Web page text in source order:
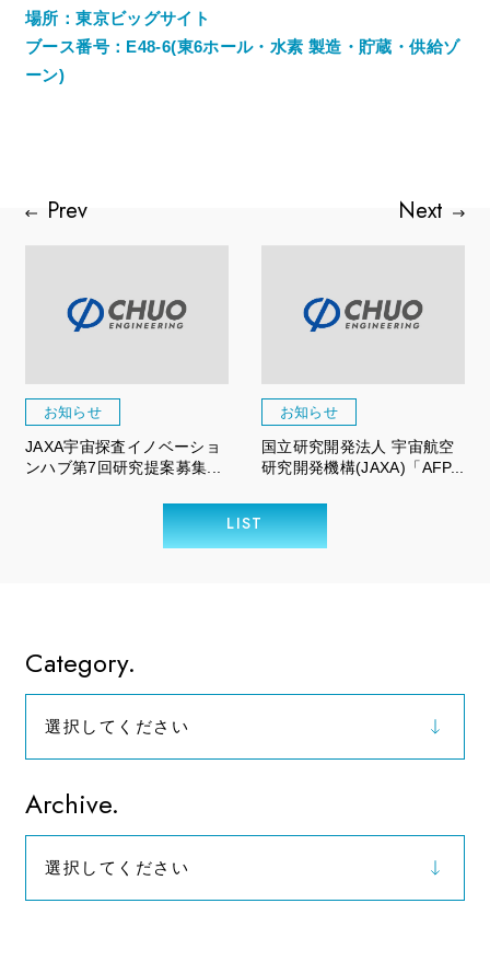
場所：東京ビッグサイト
ブース番号：E48-6(東6ホール・水素 製造・貯蔵・供給ゾ
ーン)
お知らせ
JAXA宇宙探査イノベーショ
ンハブ第7回研究提案募集...
お知らせ
国立研究開発法人 宇宙航空
研究開発機構(JAXA)「AFP...
LIST
Category.
選択してください
お知らせ
Archive.
選択してください